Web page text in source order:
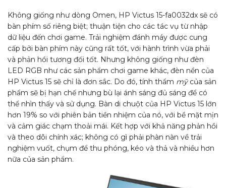
Không giống như dòng Omen, HP Victus 15-fa0032dx sẽ có
bàn phím số riêng biệt; thuận tiện cho các tác vụ từ nhập
dữ liệu đến chơi game. Trải nghiệm đánh máy được cung
cấp bởi bàn phím này cũng rất tốt, với hành trình vừa phải
và phản hồi tương đối tốt. Nhưng không giống như đèn
LED RGB như các sản phẩm chơi game khác, đèn nền của
HP Victus 15 sẽ chỉ là đơn sắc. Do đó, tính thẩm mỹcủa sản
phẩm sẽ bị hạn chế nhưng bù lại ánh sáng đủ sáng để có
thể nhìn thấy và sử dụng. Bàn di chuột của HP Victus 15 lớn
hơn 19% so với phiên bản tiền nhiệm của nó, với bề mặt mịn
và cảm giác chạm thoải mái. Kết hợp với khả năng phản hồi
và theo dõi chính xác; không có gì phải phàn nàn về trải
nghiệm vuốt, chụm để thu phóng, kéo và thả và nhiều hơn
nữa của sản phẩm.